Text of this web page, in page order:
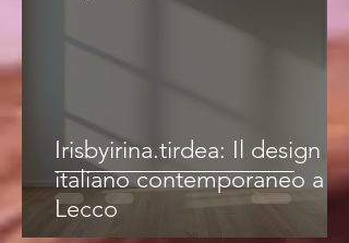
Irisbyirina.tirdea: Il design
italiano contemporaneo a
Lecco